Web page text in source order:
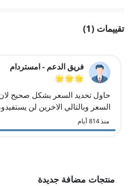
تقييمات (1)
فريق الدعم - امستردام
🌟🌟🌟
حاول تحديد السعر بشكل صحيح
السعر وبالتالي الاخرين لن
منذ 814 أيام
منتجات مضافة جديدة